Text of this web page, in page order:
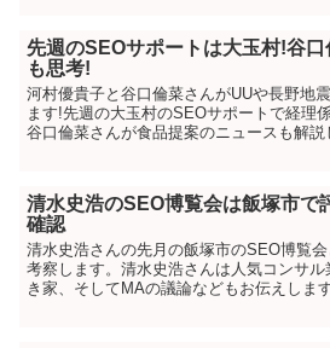
先週のSEOサポートは大玉村!谷
も思考!
河村優貴子と谷口倫菜さんがUUや長野地
ます!先週の大玉村のSEOサポートで経理
谷口倫菜さんが食品提案のニュースも解説
清水史浩のSEO博覧会は飯塚市で
確認
清水史浩さんの先月の飯塚市のSEO博覧
考察します。清水史浩さんは人気コンサ
き家、そしてMAの議論などもお伝えします